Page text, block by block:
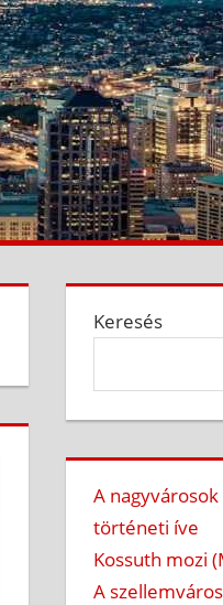
Keresés
A
történeti íve
Kossuth mozi
A